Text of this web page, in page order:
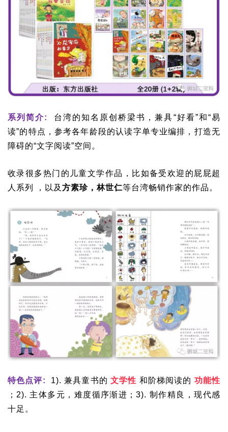
系列简介:
台湾的知名原创桥梁书，兼具“好看”和“易
读”的特点，参考各年龄段的认读字单专业编排，打造无
障碍的“文字阅读”空间。
收录很多热门的儿童文学作品，比如备受欢迎的屁屁超
人系列
，以及 方素珍，林世仁等台湾畅销作家的作品。
特色点评: 1). 兼具童书的 文学性 和阶梯阅读的 功能性
；2). 主体多元，难度循序渐进；3). 制作精良，现代感
十足。